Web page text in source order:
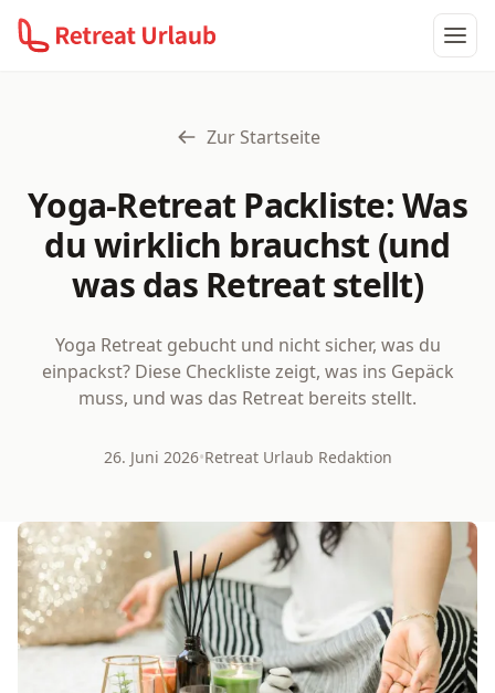
Zur Startseite
Yoga-Retreat Packliste: Was
du wirklich brauchst (und
was das Retreat stellt)
Yoga Retreat gebucht und nicht sicher, was du
einpackst? Diese Checkliste zeigt, was ins Gepäck
muss, und was das Retreat bereits stellt.
26. Juni 2026•Retreat Urlaub Redaktion